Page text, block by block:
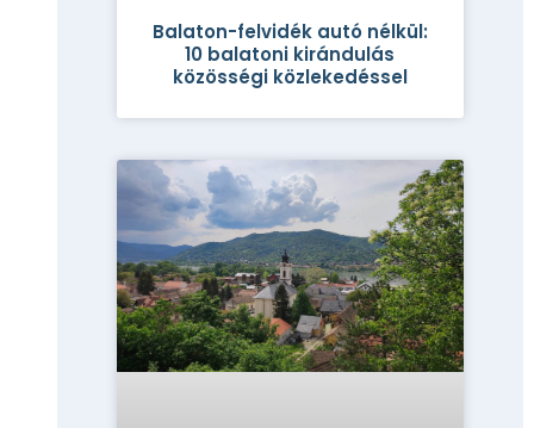
Balaton-felvidék autó nélkül:
10 balatoni kirándulás
közösségi közlekedéssel